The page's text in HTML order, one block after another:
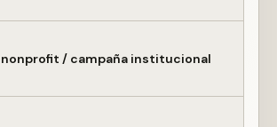
/ campaña institucional